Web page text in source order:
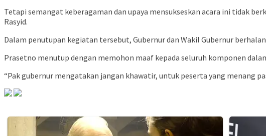
Tetapi semangat keberagaman dan upaya mensukseskan acara ini tidak
Rasyid.
Dalam penutupan kegiatan tersebut, Gubernur dan Wakil Gubernur
Prasetno menutup dengan memohon maaf kepada seluruh komponen
“Pak gubernur mengatakan jangan khawatir, untuk peserta yang menang